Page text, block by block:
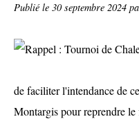
Publié le 30 septembre 2024
de faciliter l'intendance de
Montargis pour reprendre le